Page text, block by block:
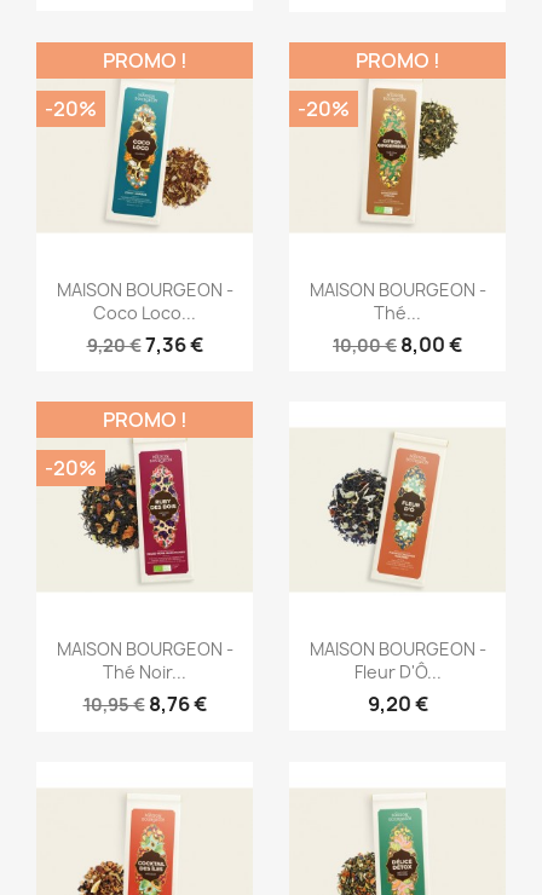
Aperçu rapide
MAISON BOURGEON -
Coco Loco...
9,20 €7,36 €
PROMO !
-20%
Aperçu rapide
MAISON BOURGEON -
Thé...
10,00 € 8,00 €
PROMO !
-20%
Aperçu rapide
MAISON BOURGEON -
Thé Noir...
10,95 € 8,76 €
PROMO !
-20%
Aperçu rapide
MAISON BOURGEON -
Fleur D'Ô...
9,20 €